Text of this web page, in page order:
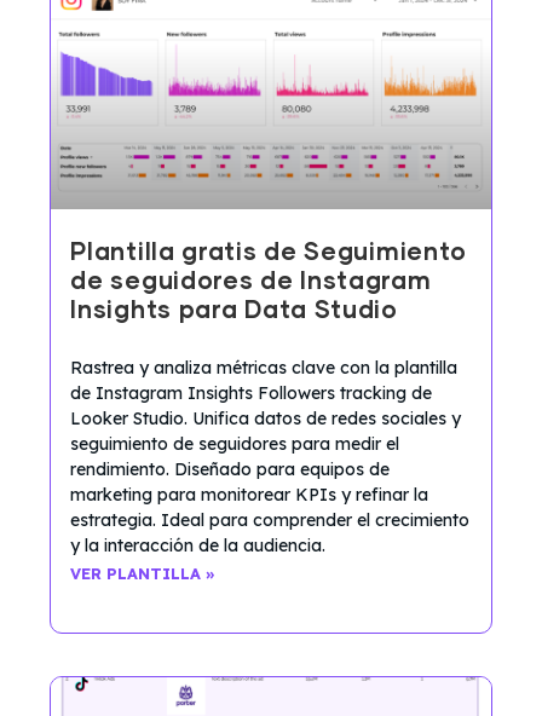
Plantilla gratis de Seguimiento
de seguidores de Instagram
Insights para Data Studio
Rastrea y analiza métricas clave con la plantilla
de Instagram Insights Followers tracking de
Looker Studio. Unifica datos de redes sociales y
seguimiento de seguidores para medir el
rendimiento. Diseñado para equipos de
marketing para monitorear KPIs y refinar la
estrategia. Ideal para comprender el crecimiento
y la interacción de la audiencia.
VER PLANTILLA »